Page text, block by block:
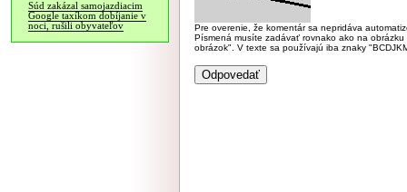
Súd zakázal samojazdiacim
Google taxíkom dobíjanie v
noci, rušili obyvateľov
Pre overenie, že komentár sa nepridáva
Písmená musíte zadávať rovnako ako na
obrázok". V texte sa používajú iba znaky